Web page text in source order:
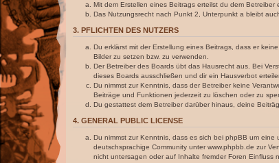
Mit dem Erstellen eines Beitrags erteilst du dem
Das Nutzungsrecht nach Punkt 2, Unterpunkt a bleibt
3. PFLICHTEN DES NUTZERS
Du erklärst mit der Erstellung eines Beitrags, dass er
Bilder zu setzen bzw. zu verwenden.
Der Betreiber des Boards übt das Hausrecht aus. Bei
dieses Boards ausschließen und dir ein Hausverbot
Du nimmst zur Kenntnis, dass der Betreiber keine
Beiträge und Funktionen jederzeit zu löschen oder zu
Du gestattest dem Betreiber darüber hinaus, deine
4. GENERAL PUBLIC LICENSE
Du nimmst zur Kenntnis, dass es sich bei phpBB um eine
deutschsprachige Community unter www.phpbb.de zur
nicht untersagen oder auf Inhalte fremder Foren Einfluss